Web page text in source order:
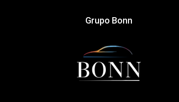
Grupo Bonn